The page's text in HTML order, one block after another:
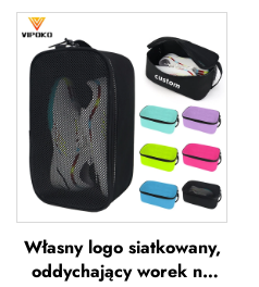
sportowa do siłowni dla
kobiet i mężczyzn,
wodoodporna, z
przestrzenią na buty,
torba podróżna typu
duffel
Własny logo siatkowany,
oddychający worek na